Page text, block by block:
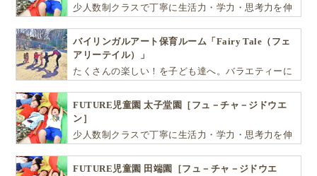
少人数制クラスで丁寧に生活力・学力・思考力を伸
バイリンガルアート保育ルーム「Fairy Tale（フェ
アリーテイル）」
たくさんの楽しい！を子ども達へ。バラエティーに
『生きる力』を育てます。
FUTURE児童園 太子堂園［フュ－チャ－ジドウエ
ン］
少人数制クラスで丁寧に生活力・学力・思考力を伸
FUTURE児童園 田端園［フュ－チャ－ジドウエ